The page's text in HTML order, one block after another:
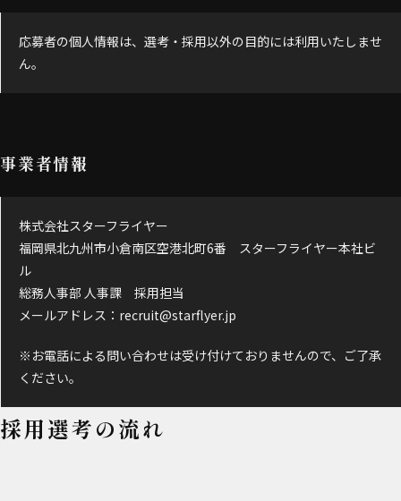
応募者の個人情報は、選考・採用以外の目的には利用いたしませ
ん。
事業者情報
株式会社スターフライヤー
福岡県北九州市小倉南区空港北町6番 スターフライヤー本社ビ
ル
総務人事部 人事課 採用担当
メールアドレス：recruit@starflyer.jp
※お電話による問い合わせは受け付けておりませんので、ご了承
ください。
採用選考の流れ